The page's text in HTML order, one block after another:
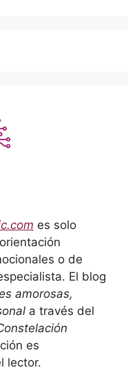
es solo
o de
El blog
amorosas,
a través del
es
lector.